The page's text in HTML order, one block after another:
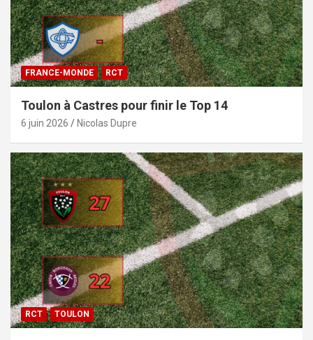
FRANCE-MONDE RCT
Toulon à Castres pour finir le Top 14
6 juin 2026 Nicolas Dupre
RCT TOULON